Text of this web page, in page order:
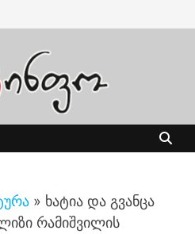
» ხატია და გვანცა
რამიშვილის